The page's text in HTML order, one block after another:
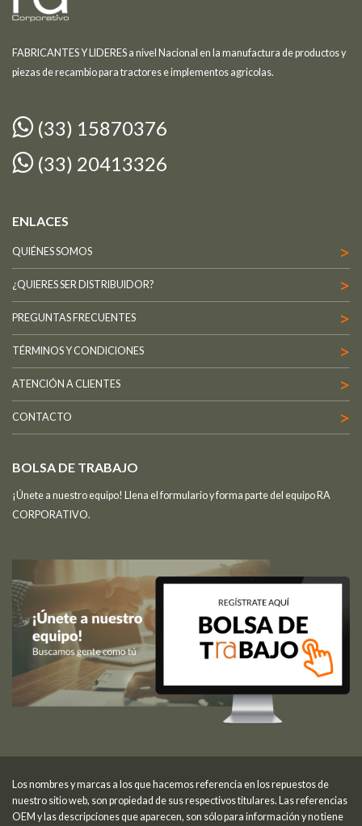
FABRICANTES Y LIDERES a nivel Nacional en la manufactura de productos y
piezas de recambio para tractores e implementos agricolas.
(33) 15870376
(33) 20413326
ENLACES
QUIÉNES SOMOS
¿QUIERES SER DISTRIBUIDOR?
PREGUNTAS FRECUENTES
TÉRMINOS Y CONDICIONES
ATENCIÓN A CLIENTES
CONTACTO
BOLSA DE TRABAJO
¡Únete a nuestro equipo! Llena el formulario y forma parte del equipo RA
CORPORATIVO.
Los nombres y marcas a los que hacemos referencia en los repuestos de
nuestro sitio web, son propiedad de sus respectivos titulares. Las referencias
OEM y las descripciones que aparecen, son sólo para información y no tiene